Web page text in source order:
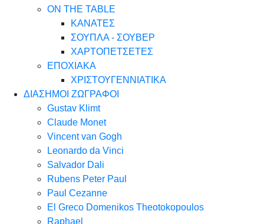
ON THE TABLE
ΚΑΝΑΤΕΣ
ΣΟΥΠΛΑ - ΣΟΥΒΕΡ
ΧΑΡΤΟΠΕΤΣΕΤΕΣ
ΕΠΟΧΙΑΚΑ
ΧΡΙΣΤΟΥΓΕΝΝΙΑΤΙΚΑ
ΔΙΑΣΗΜΟΙ ΖΩΓΡΑΦΟΙ
Gustav Klimt
Claude Monet
Vincent van Gogh
Leonardo da Vinci
Salvador Dali
Rubens Peter Paul
Paul Cezanne
El Greco Domenikos Theotokopoulos
Raphael